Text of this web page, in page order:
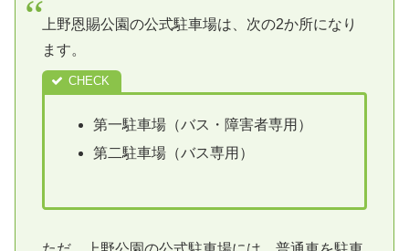
上野恩賜公園の公式駐車場は、次の2か所になり
ます。
第一駐車場（バス・障害者専用）
第二駐車場（バス専用）